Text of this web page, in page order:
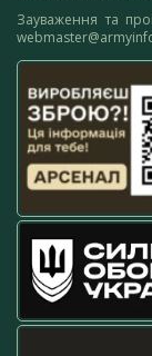
Зауваження та